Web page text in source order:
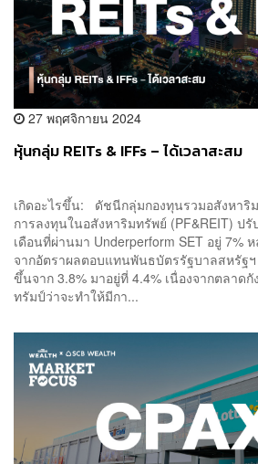
27 พฤศจิกายน 2024
หุ้นกลุ่ม REITs & IFFs – ได้เวลาสะสม
เกิดอะไรขึ้น: ดัชนีกลุ่มกองทุนรวมอสังหาริ
การลงทุนในอสังหาริมทรัพย์ (PF&REIT) ป
เดือนที่ผ่านมา Underperform SET อยู่ 7%
จากอัตราผลตอบแทนพันธบัตรรัฐบาลสหรัฐ
ขึ้นจาก 3.8% มาอยู่ที่ 4.4% เนื่องจากตลาด
ทรัมป์ว่าจะทำให้มีกา...